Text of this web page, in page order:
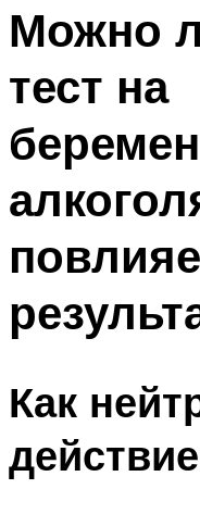
Можно
тест на
Как